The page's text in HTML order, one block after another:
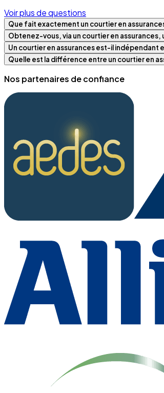
Voir plus de questions
Que fait exactement un courtier en
Obtenez-vous, via un courtier en assurances,
Un courtier en assurances est-il indépendant
Quelle est la différence entre un courtier en
Nos partenaires de confiance